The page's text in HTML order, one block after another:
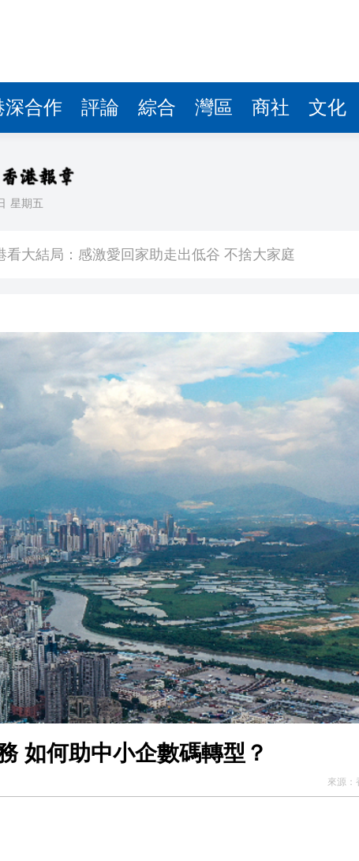
深合作 評論 綜合 灣區 商社 文化
星期五
大結局：感激愛回家助走出低谷 不捨大家庭
銀髮男團「大四喜」：十年深厚情誼 有歡亦有淚 緬懷
賬戶
便利灣區居民
如何助中小企數碼轉型？
來源：